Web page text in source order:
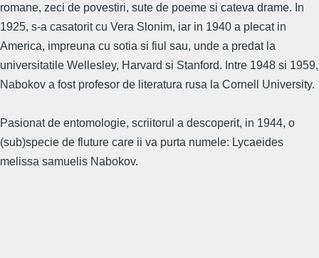
romane, zeci de povestiri, sute de poeme si cateva drame. In
1925, s-a casatorit cu Vera Slonim, iar in 1940 a plecat in
America, impreuna cu sotia si fiul sau, unde a predat la
universitatile Wellesley, Harvard si Stanford. Intre 1948 si 1959,
Nabokov a fost profesor de literatura rusa la Cornell University.
Pasionat de entomologie, scriitorul a descoperit, in 1944, o
(sub)specie de fluture care ii va purta numele: Lycaeides
melissa samuelis Nabokov.